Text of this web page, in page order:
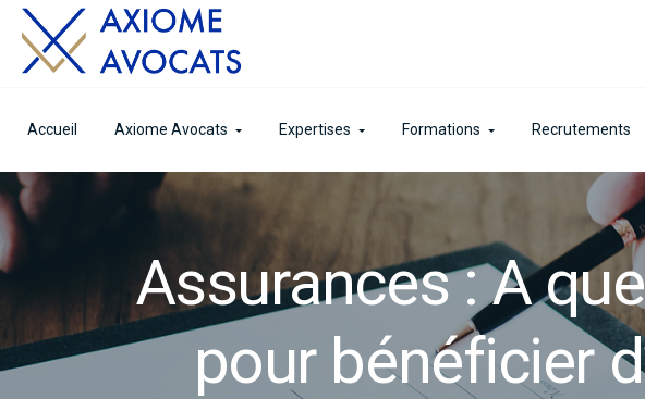
Accueil Axiome Avocats Expertises Formations Recrutements
Assurances : A
pour bénéficier